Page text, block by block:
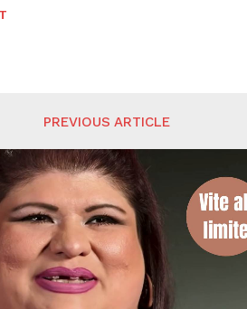
PREVIOUS ARTICLE